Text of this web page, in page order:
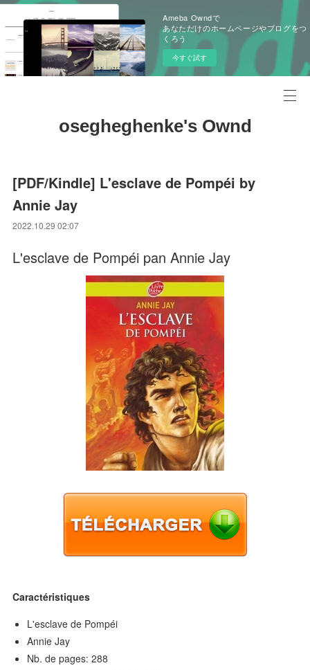
Ameba Owndで
あなただけのホームページやブログをつ
くろう
今すぐ試す
osegheghenke's Ownd
[PDF/Kindle] L'esclave de Pompéi by
Annie Jay
2022.10.29 02:07
L'esclave de Pompéi pan Annie Jay
Caractéristiques
L'esclave de Pompéi
Annie Jay
Nb. de pages: 288